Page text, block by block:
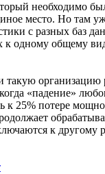
необходимо
место. Но там
с разных баз
к одному общему
такую организацию
«падение»
к 25% потере
к другому